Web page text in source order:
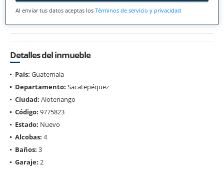
Al enviar tus datos aceptas los Términos de servicio y privacidad
Detalles del inmueble
País: Guatemala
Departamento: Sacatepéquez
Ciudad: Alotenango
Código: 9775823
Estado: Nuevo
Alcobas: 4
Baños: 3
Garaje: 2